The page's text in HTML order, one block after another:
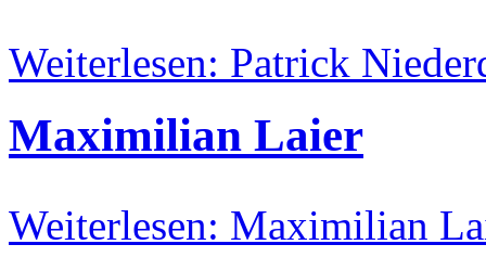
Weiterlesen: Patrick
Maximilian Laier
Weiterlesen: Maximilian